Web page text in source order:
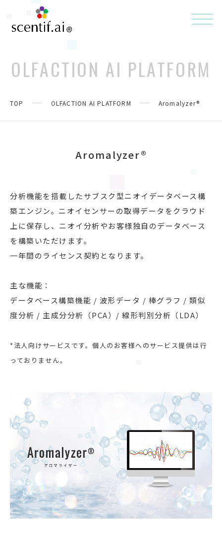
OLFACTION AI PLATFORM
TOP OLFACTION AI PLATFORM Aromalyzer®
Aromalyzer®
分析機能を搭載したサブスク型ニオイデータベース構
築エンジン。ニオイセンサーの取得データをクラウド
上に保存し、ニオイ分析やお客様独自のデータベース
を構築いただけます。
一年間のライセンス契約となります。
主な機能：
データベース構築機能 / 波形データ / 棒グラフ / 類似
度分析 / 主成分分析（PCA）/ 線形判別分析（LDA）
* 法人向けサービスです。個人のお客様へのサービス提供は行
っておりません。